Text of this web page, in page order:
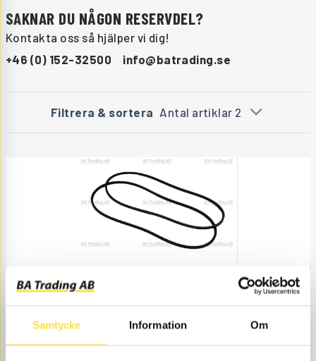
Samtycke Information Om
SAKNAR DU NÅGON RESERVDEL?
Kontakta oss så hjälper vi dig!
+46 (0) 152-32500
info@batrading.se
Filtrera & sortera Antal artiklar 2
KILREMSATS
Åtgår1
Webblager